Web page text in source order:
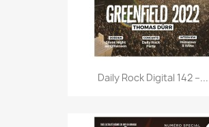
Daily Rock Digital 142 –...